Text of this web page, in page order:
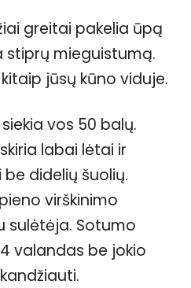
greitai pakelia ūpą
stiprų mieguistumą.
jūsų kūno viduje.
vos 50 balų.
labai lėtai ir
didelių šuolių.
virškinimo
sulėtėja. Sotumo
valandas be jokio